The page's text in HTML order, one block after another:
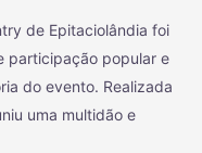
de Epitaciolândia foi
participação popular e
do evento. Realizada
uma multidão e